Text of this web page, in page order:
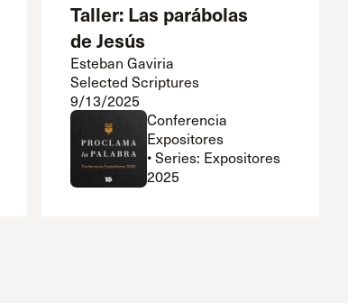
Taller: Las parábolas
de Jesús
Esteban Gaviria
Selected Scriptures
9/13/2025
Conferencia
Expositores
• Series: Expositores
2025